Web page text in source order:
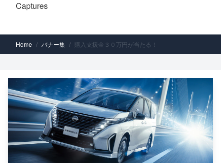
Captures
Home / バナー集 / 購入支援金３０万円が当たる！